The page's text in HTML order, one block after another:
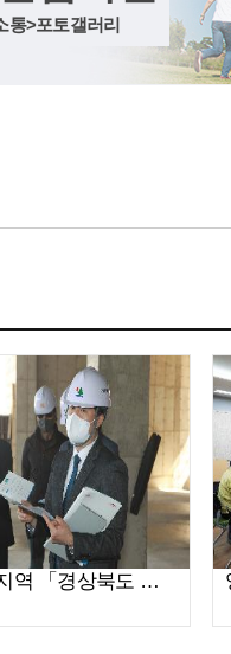
통>포토갤러리
예천지역 「경상북도 청렴도민감사관」 초청 간담회(2022.03.29)